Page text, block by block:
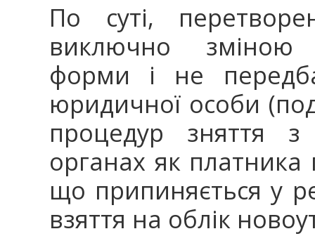
По суті,
виключно зміною
форми і не
юридичної особи
процедур зняття
органах як
що припиняється у
взяття на облік